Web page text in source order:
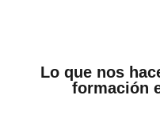
Lo que nos
formación